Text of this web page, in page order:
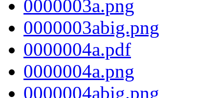
0000003a.png
0000003abig.png
0000004a.pdf
0000004a.png
0000004abig.png